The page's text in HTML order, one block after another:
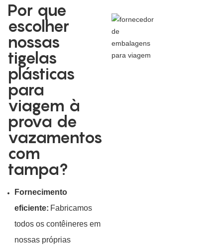
Por que
escolher
nossas
tigelas
plásticas
para
viagem à
prova de
vazamentos
com
tampa?
Fornecimento
eficiente: Fabricamos
todos os contêineres em
nossas próprias